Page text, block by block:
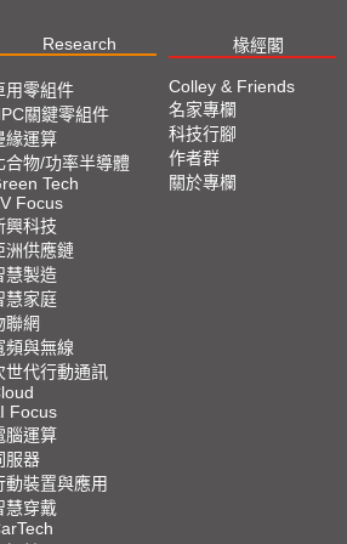
Research 椽經閣
用零組件
關鍵零組件
緣運算
合物/功率半導體
Tech
Focus
興科技
洲供應鏈
慧製造
慧家庭
聯網
頻與無線
世代行動通訊
Focus
腦運算
服器
動裝置與應用
慧穿戴
Colley & Friends
名家專欄
科技行腳
作者群
關於專欄